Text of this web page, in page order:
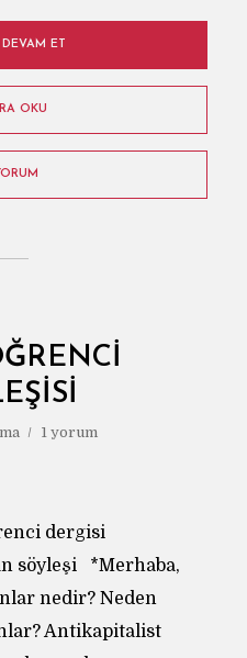
ET
OKU
1 yorum
dergisi
söyleşi *Merhaba,
nedir? Neden
Antikapitalist